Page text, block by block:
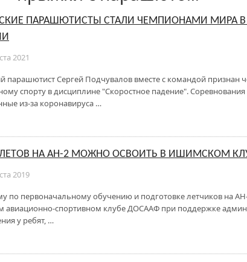
ПАРАШЮТИСТЫ СТАЛИ ЧЕМПИОНАМИ МИРА
2021
парашютист Сергей Подчувалов вместе с командой признан
спорту в дисциплине "Скоростное падение".
из-за коронавируса …
НА АН-2 МОЖНО ОСВОИТЬ В ИШИМСКОМ
2019
по первоначальному обучению и подготовке летчиков на
авиационно-спортивном клубе ДОСААФ при поддержке
у ребят, …